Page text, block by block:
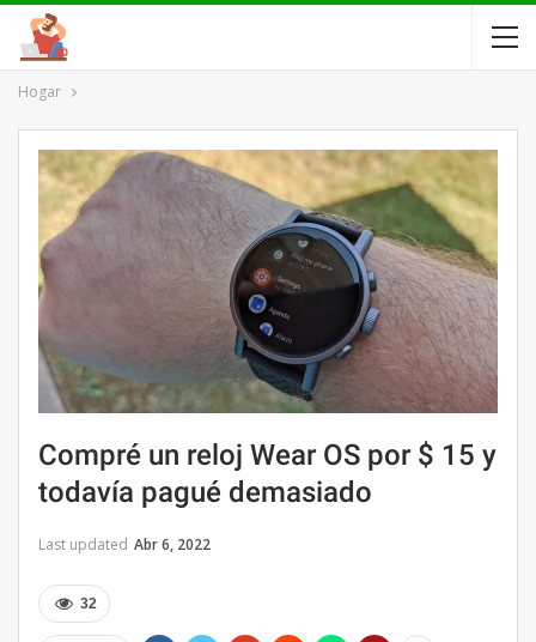
Hogar
Compré un reloj Wear OS por $ 15 y
todavía pagué demasiado
Last updated Abr 6, 2022
32